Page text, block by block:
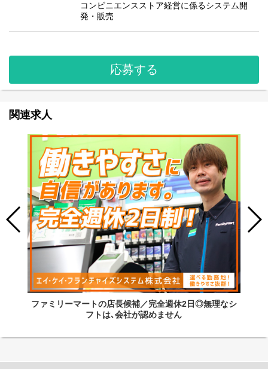
コンビニエンスストア経営に係るシステム開
発・販売
応募する
関連求人
ファミリーマートの店長候補／完全週休2日◎無理なシ
フトは､会社が認めません